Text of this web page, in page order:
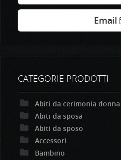
Email
CATEGORIE PRODOTTI
Abiti da cerimonia donna
Abiti da sposa
Abiti da sposo
Accessori
Bambino